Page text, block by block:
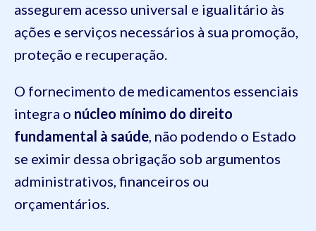
assegurem acesso universal e igualitário às
ações e serviços necessários à sua promoção,
proteção e recuperação.
O fornecimento de medicamentos essenciais
integra o núcleo mínimo do direito
fundamental à saúde, não podendo o Estado
se eximir dessa obrigação sob argumentos
administrativos, financeiros ou
orçamentários.